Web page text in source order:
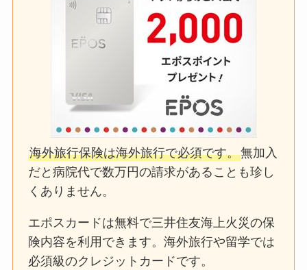
海外旅行保険は海外旅行で必須です。無加入
だと病院代で数万円の請求があることも珍し
くありません。
エポスカードは無料で三井住友海上火災の保
険内容を利用できます。海外旅行や留学では
必須級のクレジットカードです。